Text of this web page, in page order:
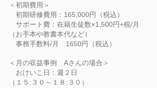
＜初期費用＞
初期研修費用：165,000円（税込）
サポート費：在籍生徒数×1,500円+税/月
（お手本や教書本代など）
事務手数料/月 1650円（税込）
＜月の収益事例 Aさんの場合＞
おけいこ日：週２日
（１５:３０～１８:３０）